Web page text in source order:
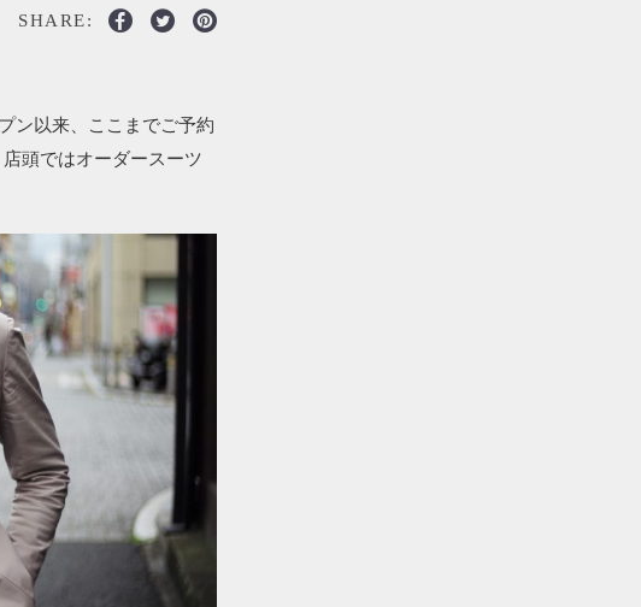
SHARE:
ン以来、ここまでご予約
店頭ではオーダースーツ